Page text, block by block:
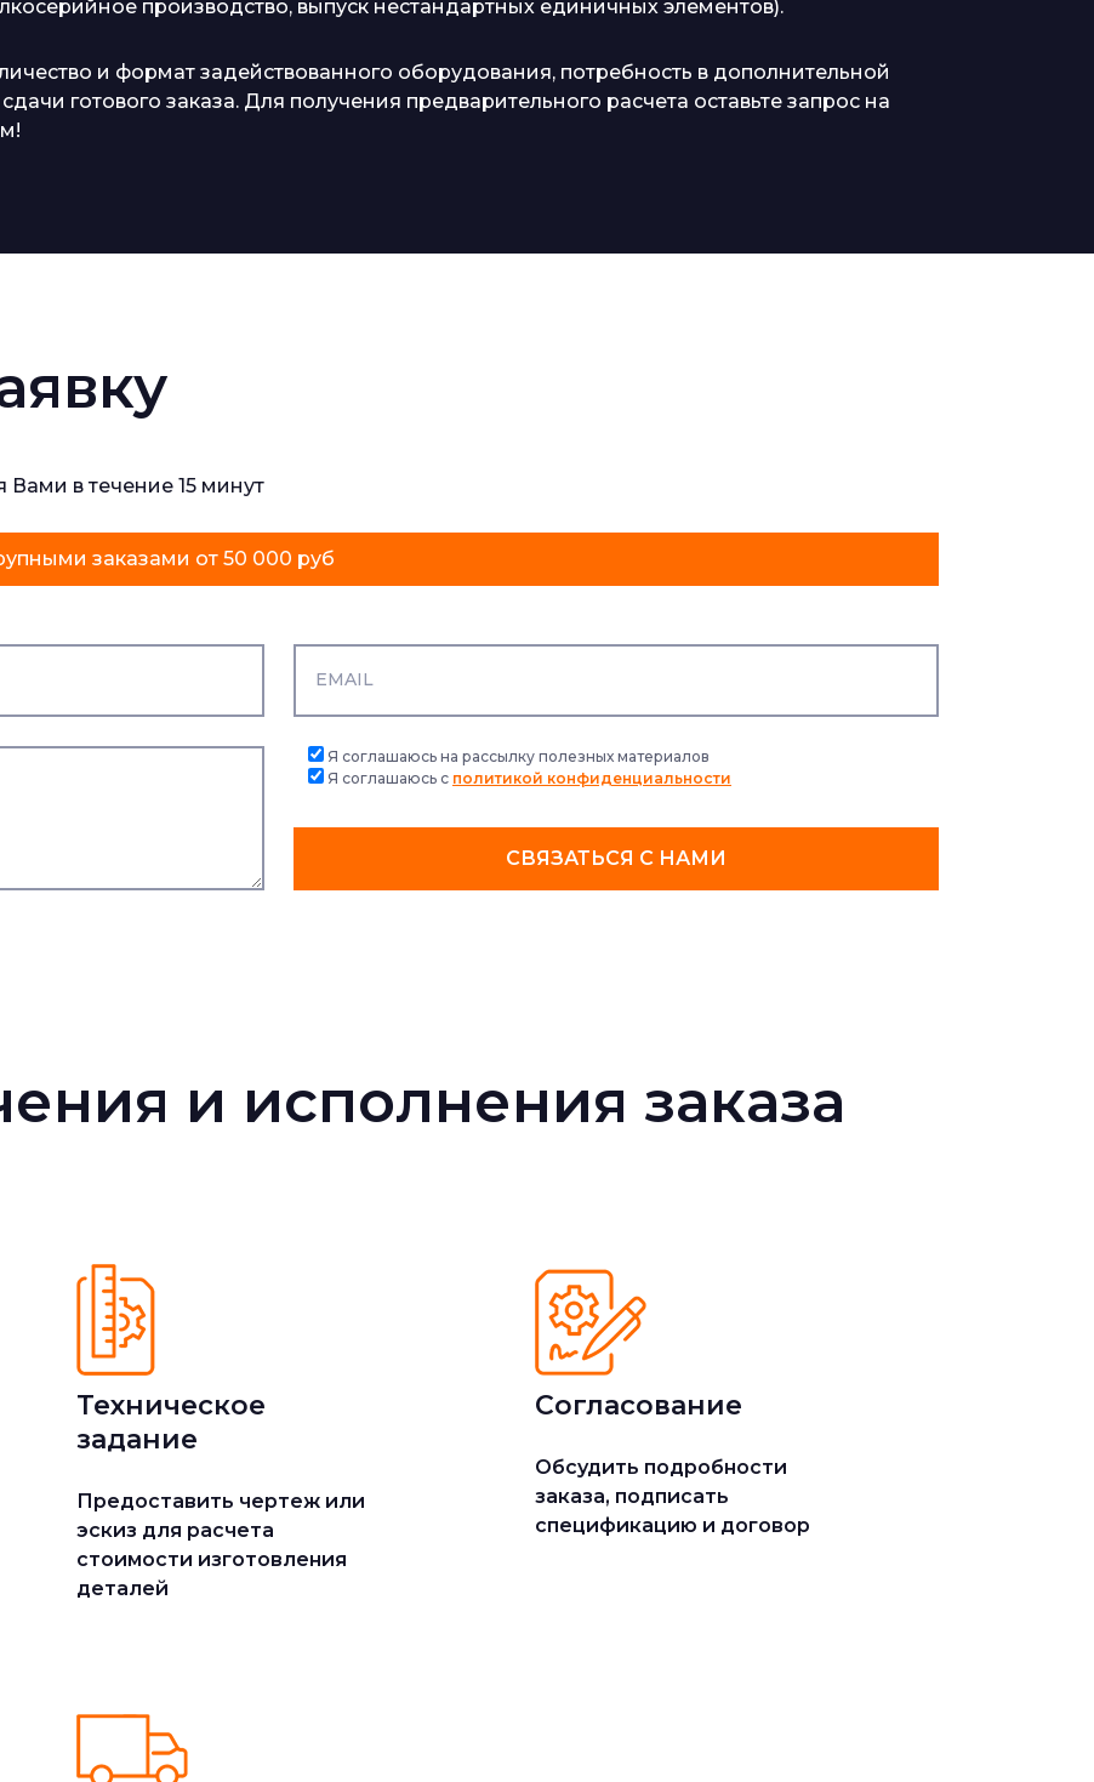
производство, выпуск нестандартных единичных элементов).
и формат задействованного оборудования, потребность в дополнительной
готового заказа. Для получения предварительного расчета оставьте запрос на
Вами в течение 15 минут
заказами от 50 000 руб
Я соглашаюсь на рассылку полезных материалов
Я соглашаюсь с политикой конфиденциальности
СВЯЗАТЬСЯ С НАМИ
и исполнения заказа
Техническое
задание
Предоставить чертеж или
эскиз для расчета
стоимости изготовления
деталей
Согласование
Обсудить подробности
заказа, подписать
спецификацию и договор